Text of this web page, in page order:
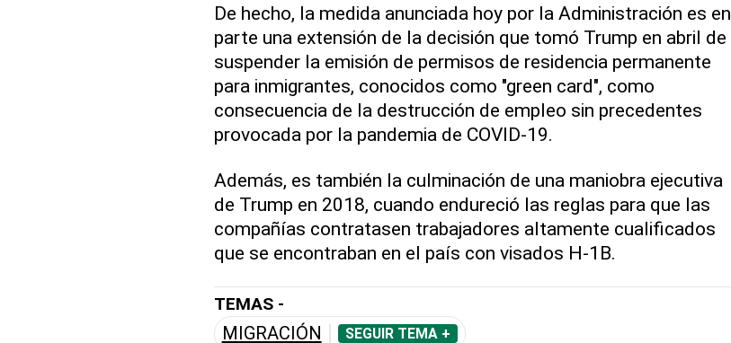
De hecho, la medida anunciada hoy por la Administración es en
parte una extensión de la decisión que tomó Trump en abril de
suspender la emisión de permisos de residencia permanente
para inmigrantes, conocidos como "green card", como
consecuencia de la destrucción de empleo sin precedentes
provocada por la pandemia de COVID-19.
Además, es también la culminación de una maniobra ejecutiva
de Trump en 2018, cuando endureció las reglas para que las
compañías contratasen trabajadores altamente cualificados
que se encontraban en el país con visados H-1B.
TEMAS -
MIGRACIÓN SEGUIR TEMA +